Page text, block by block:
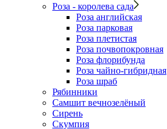
Роза - королева сада
Роза английская
Роза парковая
Роза плетистая
Роза почвопокровная
Роза флорибунда
Роза чайно-гибридная
Роза шраб
Рябинники
Самшит вечнозелёный
Сирень
Скумпия